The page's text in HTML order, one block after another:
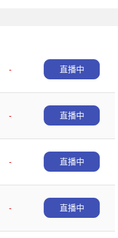
-
直播中
-
直播中
-
直播中
-
直播中